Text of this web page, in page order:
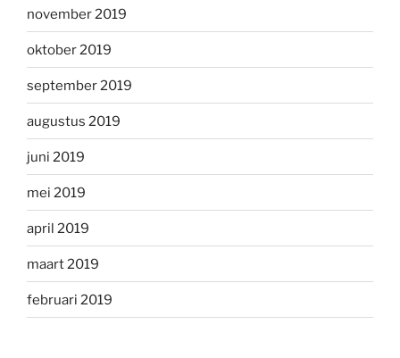
november 2019
oktober 2019
september 2019
augustus 2019
juni 2019
mei 2019
april 2019
maart 2019
februari 2019